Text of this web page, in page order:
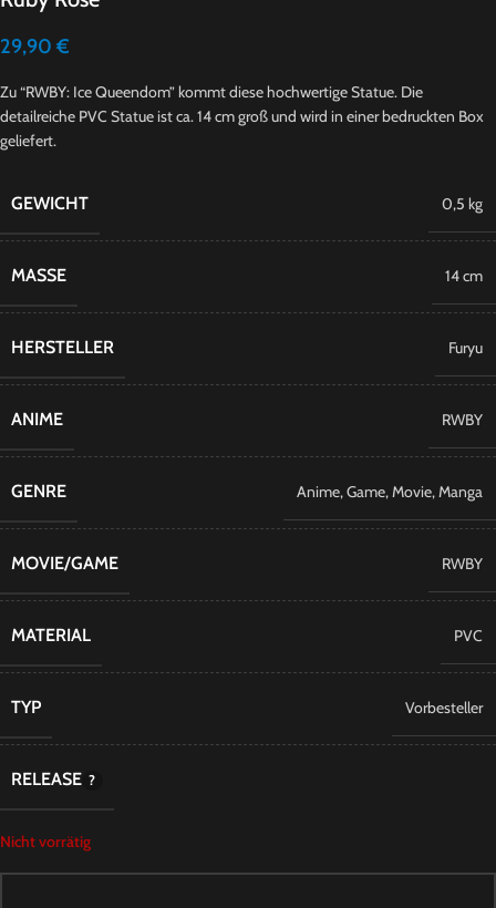
29,90 €
Zu “RWBY: Ice Queendom” kommt diese hochwertige Statue. Die
detailreiche PVC Statue ist ca. 14 cm groß und wird in einer bedruckten Box
geliefert.
GEWICHT 0,5 kg
MASSE 14 cm
HERSTELLER Furyu
ANIME RWBY
GENRE Anime,Game,Movie,Manga
MOVIE/GAME RWBY
MATERIAL PVC
TYP Vorbesteller
RELEASE
Nicht vorrätig